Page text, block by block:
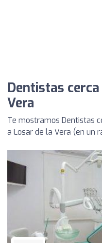
Dentistas
Vera
Te mostramos Dentistas
a Losar de la Vera (en un